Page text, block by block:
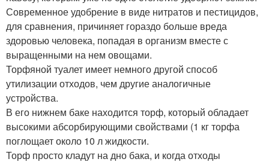
Современное удобрение в виде нитратов и пестицидов,
для сравнения, причиняет гораздо больше вреда
здоровью человека, попадая в организм вместе с
выращенными на нем овощами.
Торфяной туалет имеет немного другой способ
утилизации отходов, чем другие аналогичные
устройства.
В его нижнем баке находится торф, который обладает
высокими абсорбирующими свойствами (1 кг торфа
поглощает около 10 л жидкости.
Торф просто кладут на дно бака, и когда отходы